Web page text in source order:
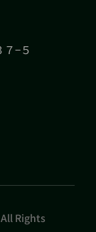
−５
Rights